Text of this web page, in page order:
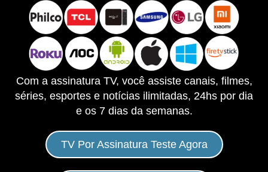
Com a assinatura TV, você assiste canais, filmes,
séries, esportes e notícias ilimitadas, 24hs por dia
e os 7 dias da semanas.
TV Por Assinatura Teste Agora